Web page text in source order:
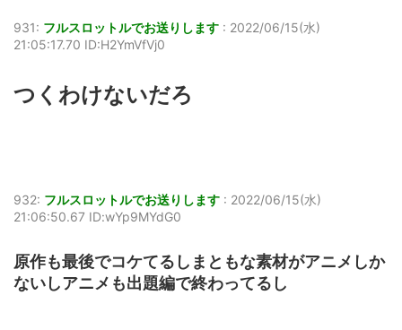
931: フルスロットルでお送りします : 2022/06/15(水)
21:05:17.70 ID:H2YmVfVj0
つくわけないだろ
932: フルスロットルでお送りします : 2022/06/15(水)
21:06:50.67 ID:wYp9MYdG0
原作も最後でコケてるしまともな素材がアニメしか
ないしアニメも出題編で終わってるし